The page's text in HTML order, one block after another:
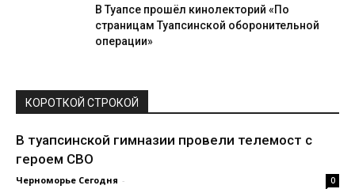
В Туапсе прошёл кинолекторий «По
страницам Туапсинской оборонительной
операции»
КОРОТКОЙ СТРОКОЙ
В туапсинской гимназии провели телемост с
героем СВО
Черноморье Сегодня - 0